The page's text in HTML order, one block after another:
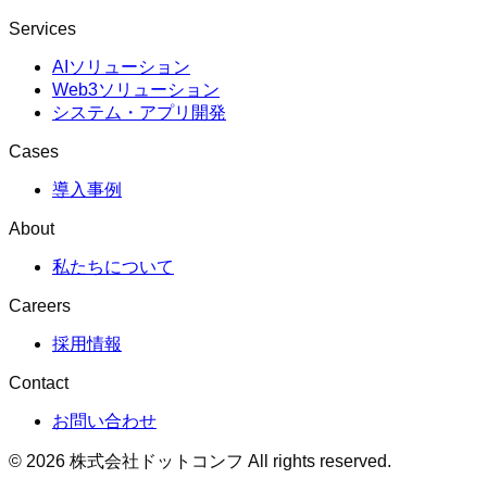
Services
AIソリューション
Web3ソリューション
システム・アプリ開発
Cases
導入事例
About
私たちについて
Careers
採用情報
Contact
お問い合わせ
© 2026 株式会社ドットコンフ All rights reserved.